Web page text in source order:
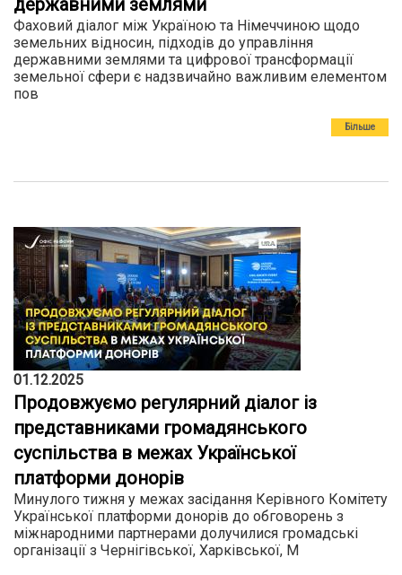
державними землями
Фаховий діалог між Україною та Німеччиною щодо
земельних відносин, підходів до управління
державними землями та цифрової трансформації
земельної сфери є надзвичайно важливим елементом
пов
Більше
01.12.2025
Продовжуємо регулярний діалог із
представниками громадянського
суспільства в межах Української
платформи донорів
Минулого тижня у межах засідання Керівного Комітету
Української платформи донорів до обговорень з
міжнародними партнерами долучилися громадські
організації з Чернігівської, Харківської, М